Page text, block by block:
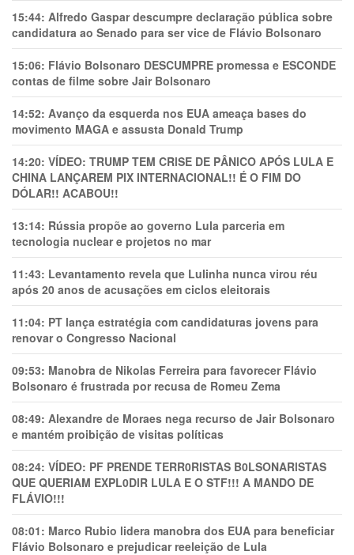
15:44: Alfredo Gaspar descumpre declaração pública sobre
candidatura ao Senado para ser vice de Flávio Bolsonaro
15:06: Flávio Bolsonaro DESCUMPRE promessa e ESCONDE
contas de filme sobre Jair Bolsonaro
14:52: Avanço da esquerda nos EUA ameaça bases do
movimento MAGA e assusta Donald Trump
14:20: VÍDEO: TRUMP TEM CRlSE DE PÂNlCO APÓS LULA E
CHINA LANÇAREM PIX INTERNACIONAL!! É O FIM DO
DÓLAR!! ACABOU!!
13:14: Rússia propõe ao governo Lula parceria em
tecnologia nuclear e projetos no mar
11:43: Levantamento revela que Lulinha nunca virou réu
após 20 anos de acusações em ciclos eleitorais
11:04: PT lança estratégia com candidaturas jovens para
renovar o Congresso Nacional
09:53: Manobra de Nikolas Ferreira para favorecer Flávio
Bolsonaro é frustrada por recusa de Romeu Zema
08:49: Alexandre de Moraes nega recurso de Jair Bolsonaro
e mantém proibição de visitas políticas
08:24: VÍDEO: PF PRENDE TERR0RlSTAS B0LSONARlSTAS
QUE QUERIAM EXPL0DlR LULA E O STF!!! A MANDO DE
FLÁVIO!!!
08:01: Marco Rubio lidera manobra dos EUA para beneficiar
Flávio Bolsonaro e prejudicar reeleição de Lula